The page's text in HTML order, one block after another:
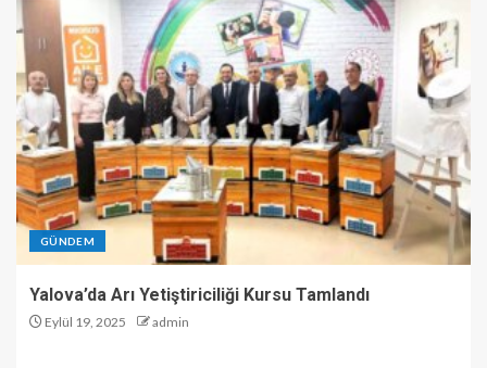
GÜNDEM
Yalova’da Arı Yetiştiriciliği Kursu Tamlandı
Eylül 19, 2025 admin